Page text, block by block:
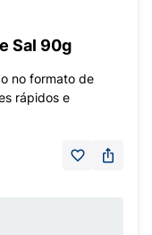
Sal 90g
no formato de
rápidos e